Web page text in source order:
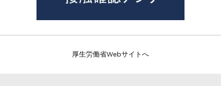
厚生労働省Webサイトへ